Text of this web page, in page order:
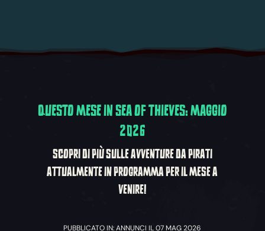
QUESTO MESE IN SEA OF THIEVES: MAGGIO
2026
SCOPRI DI PIÙ SULLE AVVENTURE DA PIRATI
ATTUALMENTE IN PROGRAMMA PER IL MESE A
VENIRE!
PUBBLICATO IN: ANNUNCI IL 07 MAG 2026